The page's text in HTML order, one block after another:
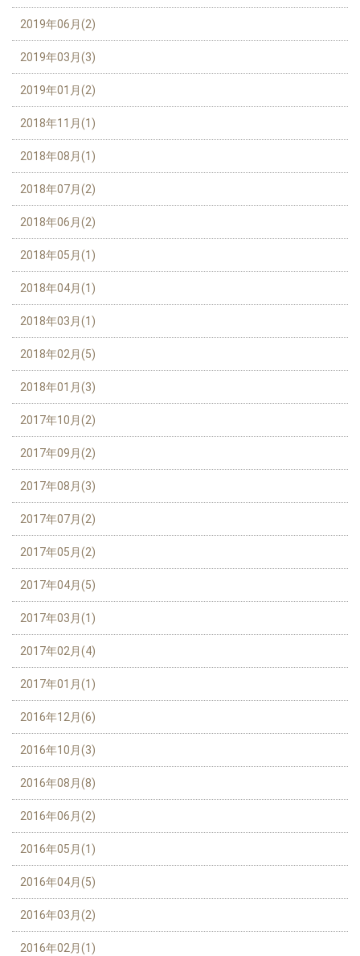
2019年06月(2)
2019年03月(3)
2019年01月(2)
2018年11月(1)
2018年08月(1)
2018年07月(2)
2018年06月(2)
2018年05月(1)
2018年04月(1)
2018年03月(1)
2018年02月(5)
2018年01月(3)
2017年10月(2)
2017年09月(2)
2017年08月(3)
2017年07月(2)
2017年05月(2)
2017年04月(5)
2017年03月(1)
2017年02月(4)
2017年01月(1)
2016年12月(6)
2016年10月(3)
2016年08月(8)
2016年06月(2)
2016年05月(1)
2016年04月(5)
2016年03月(2)
2016年02月(1)